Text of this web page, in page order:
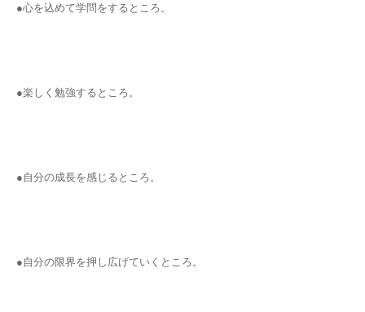
●心を込めて学問をするところ。
●楽しく勉強するところ。
●自分の成長を感じるところ。
●自分の限界を押し広げていくところ。